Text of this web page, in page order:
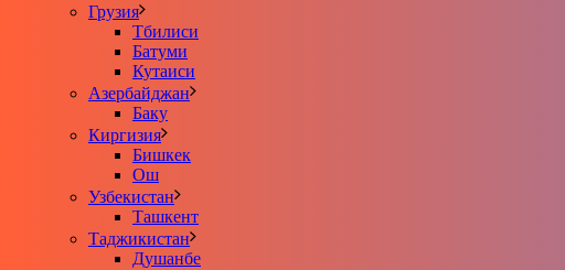
Грузия
Тбилиси
Батуми
Кутаиси
Азербайджан
Баку
Киргизия
Бишкек
Ош
Узбекистан
Ташкент
Таджикистан
Душанбе